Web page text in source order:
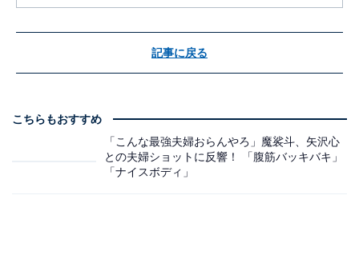
記事に戻る
こちらもおすすめ
「こんな最強夫婦おらんやろ」魔裟斗、矢沢心
との夫婦ショットに反響！ 「腹筋バッキバキ」
「ナイスボディ」